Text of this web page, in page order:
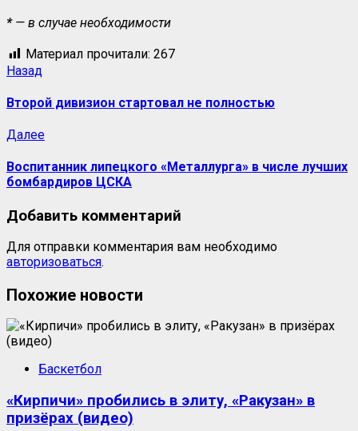
*— в случае необходимости
Материал прочитали: 267
Назад
Второй дивизион стартовал не полностью
Далее
Воспитанник липецкого «Металлурга» в числе лучших
бомбардиров ЦСКА
Добавить комментарий
Для отправки комментария вам необходимо
авторизоваться.
Похожие новости
Баскетбол
«Кирпичи» пробились в элиту, «Ракузан» в
призёрах (видео)